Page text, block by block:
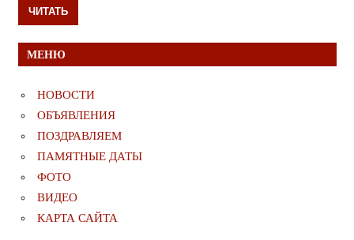
ЧИТАТЬ
МЕНЮ
НОВОСТИ
ОБЪЯВЛЕНИЯ
ПОЗДРАВЛЯЕМ
ПАМЯТНЫЕ ДАТЫ
ФОТО
ВИДЕО
КАРТА САЙТА